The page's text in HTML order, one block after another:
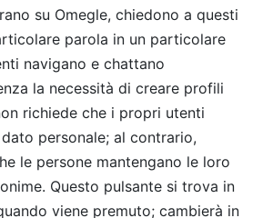
su Omegle, chiedono a questi
parola in un particolare
navigano e chattano
la necessità di creare profili
richiede che i propri utenti
personale; al contrario,
le persone mantengano le loro
Questo pulsante si trova in
viene premuto; cambierà in